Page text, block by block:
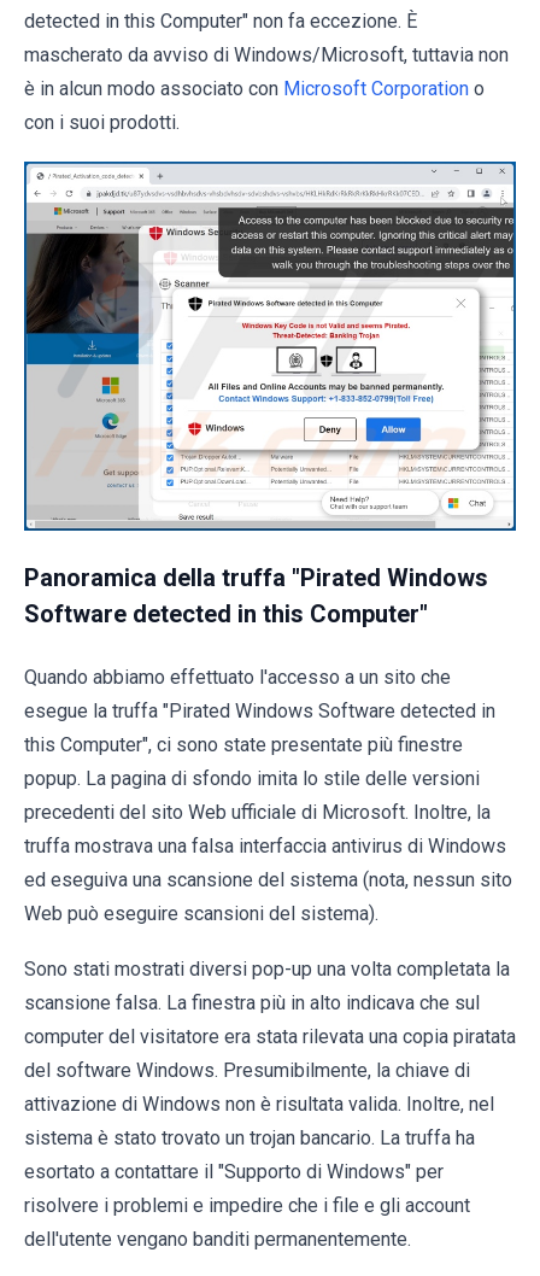
detected in this Computer" non fa eccezione. È
mascherato da avviso di Windows/Microsoft, tuttavia non
è in alcun modo associato con Microsoft Corporation o
con i suoi prodotti.
Panoramica della truffa "Pirated Windows
Software detected in this Computer"
Quando abbiamo effettuato l'accesso a un sito che
esegue la truffa "Pirated Windows Software detected in
this Computer", ci sono state presentate più finestre
popup. La pagina di sfondo imita lo stile delle versioni
precedenti del sito Web ufficiale di Microsoft. Inoltre, la
truffa mostrava una falsa interfaccia antivirus di Windows
ed eseguiva una scansione del sistema (nota, nessun sito
Web può eseguire scansioni del sistema).
Sono stati mostrati diversi pop-up una volta completata la
scansione falsa. La finestra più in alto indicava che sul
computer del visitatore era stata rilevata una copia piratata
del software Windows. Presumibilmente, la chiave di
attivazione di Windows non è risultata valida. Inoltre, nel
sistema è stato trovato un trojan bancario. La truffa ha
esortato a contattare il "Supporto di Windows" per
risolvere i problemi e impedire che i file e gli account
dell'utente vengano banditi permanentemente.